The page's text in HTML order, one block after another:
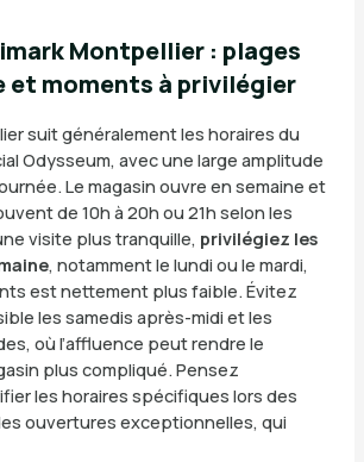
Montpellier : plages
et moments à privilégier
suit généralement les horaires du
Odysseum, avec une large amplitude
Le magasin ouvre en semaine et
de 10h à 20h ou 21h selon les
visite plus tranquille, privilégiez les
, notamment le lundi ou le mardi,
est nettement plus faible. Évitez
les samedis après-midi et les
où l’affluence peut rendre le
plus compliqué. Pensez
les horaires spécifiques lors des
ouvertures exceptionnelles, qui